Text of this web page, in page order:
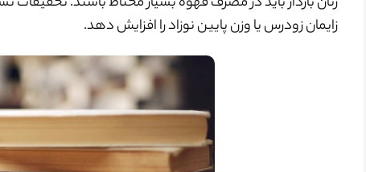
زایمان زودرس یا وزن پایین نوزاد را افزایش دهد.